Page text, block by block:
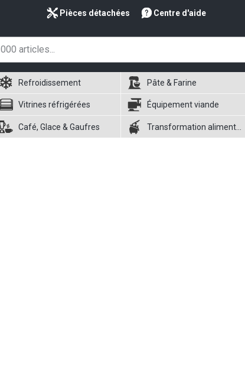
Pièces détachées Centre d'aide
Refroidissement Pâte & Farine
Vitrines réfrigérées Équipement viande
Café, Glace & Gaufres